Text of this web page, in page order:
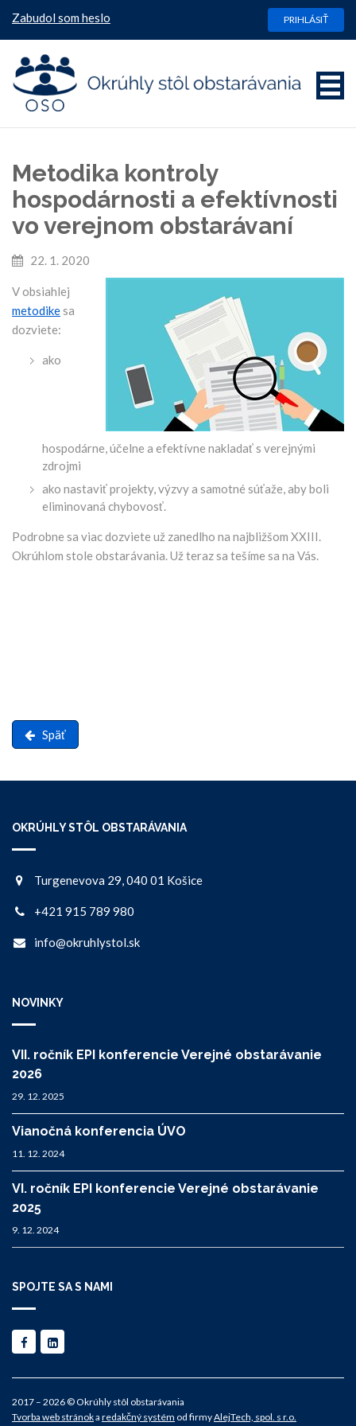
Zabudol som heslo PRIHLÁSIŤ
Metodika kontroly
hospodárnosti a efektívnosti
vo verejnom obstarávaní
22. 1. 2020
V obsiahlej
metodikesa
dozviete:
ako
hospodárne, účelne a efektívne nakladať s verejnými
zdrojmi
ako nastaviť projekty, výzvy a samotné súťaže, aby boli
eliminovaná chybovosť.
Podrobne sa viac dozviete už zanedlho na najbližšom XXIII.
Okrúhlom stole obstarávania. Už teraz sa tešíme sa na Vás.
Späť
OKRÚHLY STÔL OBSTARÁVANIA
Turgenevova 29, 040 01 Košice
+421 915 789 980
info@okruhlystol.sk
NOVINKY
VII. ročník EPI konferencie Verejné obstarávanie
2026
29. 12. 2025
Vianočná konferencia ÚVO
11. 12. 2024
VI. ročník EPI konferencie Verejné obstarávanie
2025
9. 12. 2024
SPOJTE SA S NAMI
2017 – 2026 © Okrúhly stôl obstarávania
Tvorba web stránoka redakčný systém od firmyAlejTech, spol. s r.o.